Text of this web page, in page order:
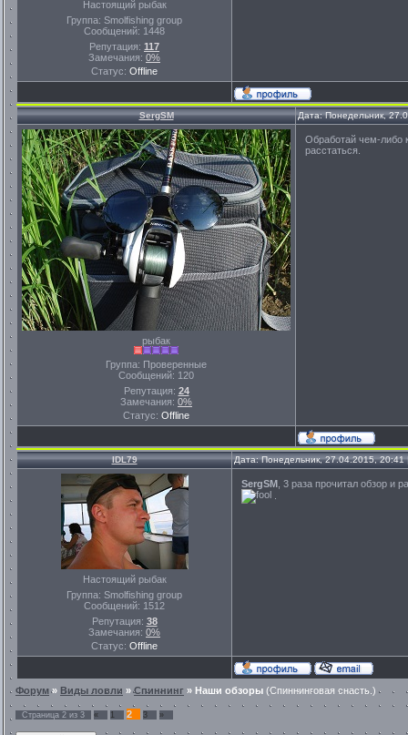
Настоящий рыбак
Группа: Smolfishing group
Сообщений: 1448
Репутация: 117
Замечания: 0%
Статус: Offline
SergSM Дата: Понедельник,
рыбак
Группа: Проверенные
Сообщений: 120
Репутация: 24
Замечания: 0%
Статус: Offline
Обработай чем-либо
расстаться.
IDL79 Дата: Понедельник, 27.04.2015,
Настоящий рыбак
Группа: Smolfishing group
Сообщений: 1512
Репутация: 38
Замечания: 0%
Статус: Offline
SergSM , 3 раза прочитал обзор и
Форум» Виды ловли »Спиннинг » Наши обзоры (Спиннинговая снасть.)
Страница 2 из 3 « 1 2 3 »